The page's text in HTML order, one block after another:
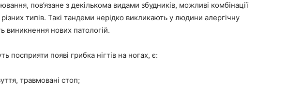
пов’язане з декількома видами збудників, можливі комбінації
різних типів. Такі тандеми нерідко викликають у людини алергічну
виникнення нових патологій.
посприяти появі грибка нігтів на ногах, є:
травмовані стоп;